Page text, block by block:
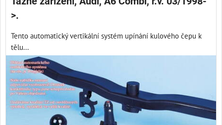
>.
Tento automatický vertikální systém upínání kulového čepu k
tělu...